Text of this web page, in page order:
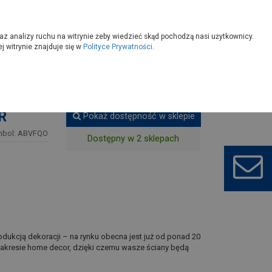
ABVFQO
Pokaż dostępność w sklepie
Dostępny w 2 sklepach
dekoracji – na rynku obecna jest już od ponad 20
home decor, dzięki czemu wasze ściany będą
analizy ruchu na witrynie żeby wiedzieć skąd pochodzą nasi użytkownicy.
witrynie znajduje się w Polityce Prywatności.